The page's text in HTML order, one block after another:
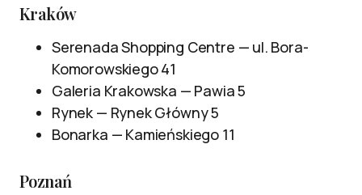
Kraków
Serenada Shopping Centre — ul. Bora-
Komorowskiego 41
Galeria Krakowska — Pawia 5
Rynek — Rynek Główny 5
Bonarka — Kamieńskiego 11
Poznań